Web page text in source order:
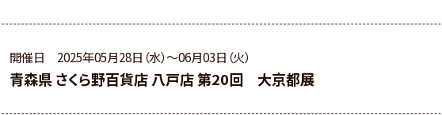
開催日 2025年05月28日（水）〜06月03日（火）
青森県 さくら野百貨店 八戸店 第20回 大京都展